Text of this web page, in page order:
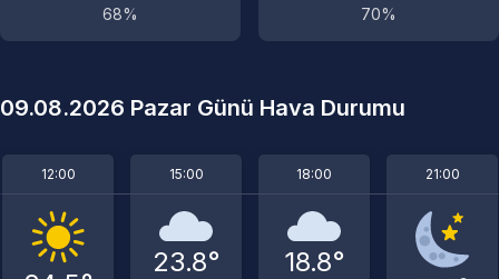
68%
70%
09.08.2026 Pazar Günü Hava Durumu
12:00 15:00
23.8°
18:00
18.8°
21:00